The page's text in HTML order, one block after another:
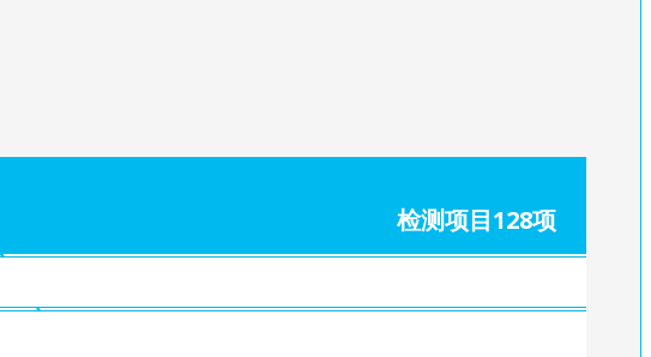
检测项目128项